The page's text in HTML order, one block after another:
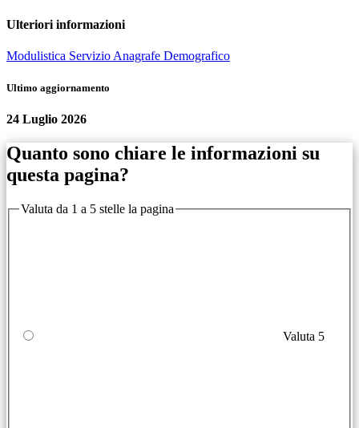
Ulteriori informazioni
Modulistica Servizio Anagrafe Demografico
Ultimo aggiornamento
24 Luglio 2026
Quanto sono chiare le informazioni su
questa pagina?
Valuta da 1 a 5 stelle la pagina
Valuta 5